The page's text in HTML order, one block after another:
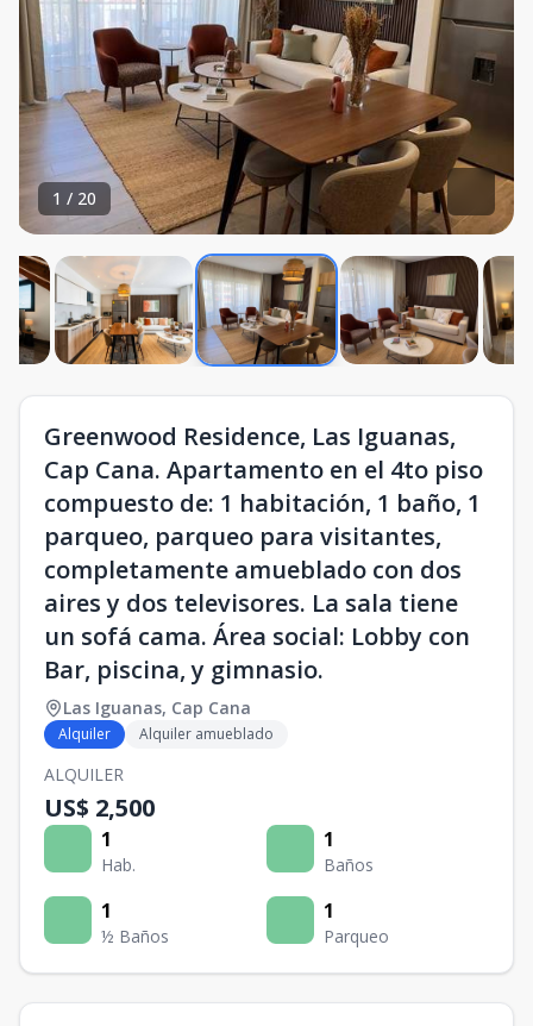
1 / 20
Greenwood Residence, Las Iguanas,
Cap Cana. Apartamento en el 4to piso
compuesto de: 1 habitación, 1 baño, 1
parqueo, parqueo para visitantes,
completamente amueblado con dos
aires y dos televisores. La sala tiene
un sofá cama. Área social: Lobby con
Bar, piscina, y gimnasio.
Las Iguanas, Cap Cana
Alquiler Alquiler amueblado
ALQUILER
US$ 2,500
1
Hab.
1
Baños
1
½ Baños
1
Parqueo